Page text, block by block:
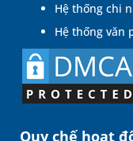
Hệ thống chi
Hệ thống văn
Quy chế hoạt